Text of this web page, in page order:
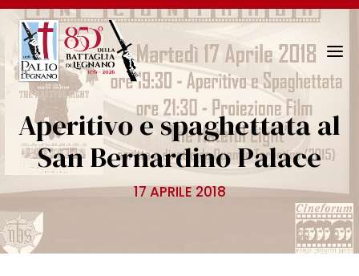
N
a
i
o
n
Aperitivo e spaghettata al
San Bernardino Palace
17 APRILE 2018